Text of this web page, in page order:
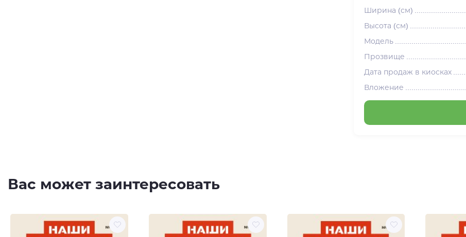
Ширина (см)
Высота (см)
Модель
Прозвище
Дата продаж в киосках
Вложение
Вас может заинтересовать